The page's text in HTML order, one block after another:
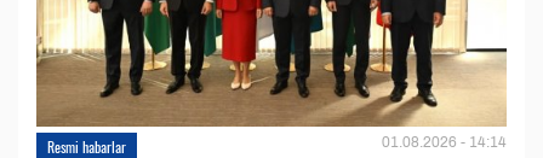
Resmi habarlar 01.08.2026 - 14:14